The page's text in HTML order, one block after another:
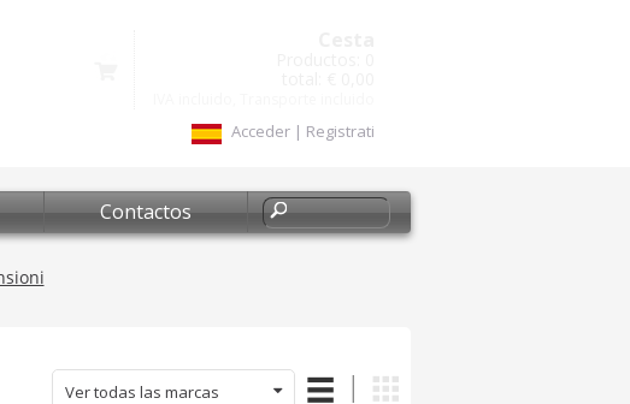
Acceder | Registrati
Contactos
Ver todas las marcas